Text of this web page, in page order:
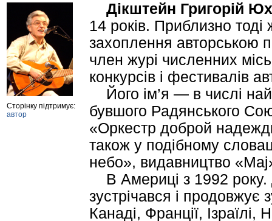
Сторінку підтримує:
автор
Дікштейн Григорій
14 років. Приблизно
захоплення авторською
член журі численних
конкурсів і фестивалів
Його ім’я — в числі
бувшого Радянського
«Оркестр доброй
також у подібному
небо», видавництво
В Америці з 1992 року.
зустрічався і продовжує
Канаді, Франції, Ізраїлі,